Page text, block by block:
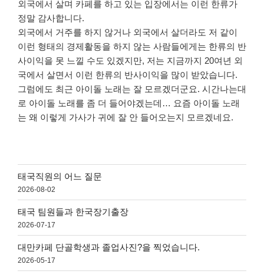
외국에서 살며 카페를 하고 있는 입장에서는 이런 한류가
정말 감사합니다.
외국에서 거주를 하지 않거나 외국에서 살더라도 저 같이
이런 형태의 경제활동을 하지 않는 사람들에게는 한류의 반
사이익을 못 느낄 수도 있겠지만, 저는 지금까지 20여년 외
국에서 살면서 이런 한류의 반사이익을 많이 받았습니다.
그럼에도 최근 아이돌 노래는 잘 모르겠더군요. 시간나는대
로 아이돌 노래를 좀 더 들어야겠는데… 요즘 아이돌 노래
는 왜 이렇게 가사가 귀에 잘 안 들어오는지 모르겠네요.
태국직원의 어느 질문
2026-08-02
태국 팀원들과 한국장기출장
2026-07-17
대만카페 단골학생과 졸업사진?을 찍었습니다.
2026-05-17